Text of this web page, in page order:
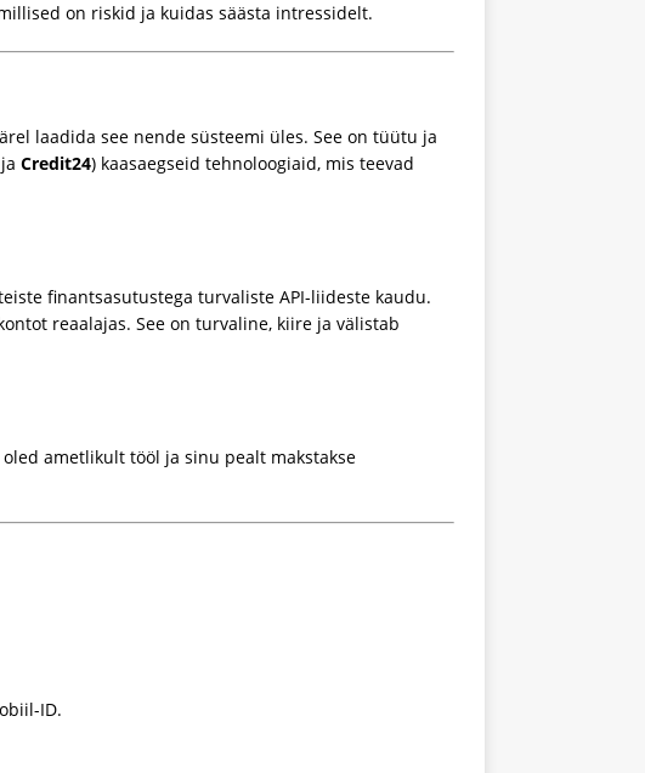
on riskid ja kuidas säästa intressidelt.
laadida see nende süsteemi üles. See on tüütu ja
ja Credit24) kaasaegseid tehnoloogiaid, mis teevad
finantsasutustega turvaliste API-liideste kaudu.
reaalajas. See on turvaline, kiire ja välistab
oled ametlikult tööl ja sinu pealt makstakse
ID.